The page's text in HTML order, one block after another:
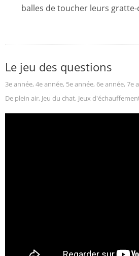
balles de toucher leurs gratte-
Le jeu des questions
3e année, 4e année, 5e année, 6e année, 7e
De plein air, Jeu du chat, Jeux